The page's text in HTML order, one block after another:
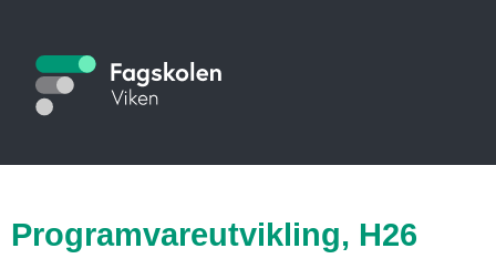
hovedinnhold
S
t
i
Programvareutvikling, H26